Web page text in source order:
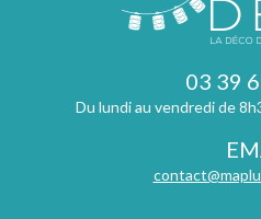
03 39
Du lundi au vendredi de